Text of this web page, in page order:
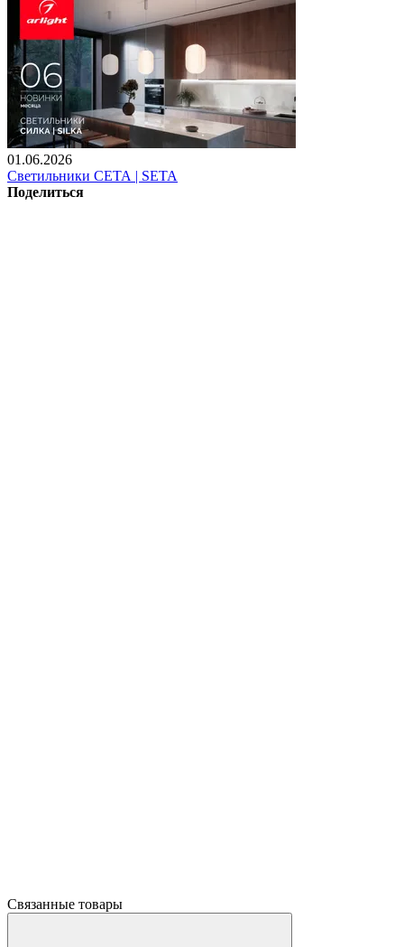
01.06.2026
Светильники СЕТА | SETA
Поделиться
Связанные товары